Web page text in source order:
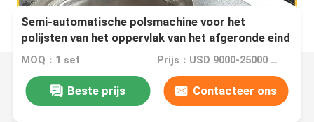
Semi-automatische polsmachine voor het
polijsten van het oppervlak van het afgeronde eind
MOQ：1 set Prijs：USD 9000-25000 Dollar per set
Beste prijs Contacteer ons